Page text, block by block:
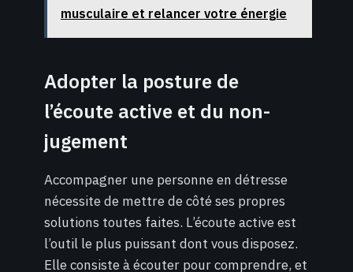
musculaire et relancer votre énergie
Adopter la posture de
l’écoute active et du non-
jugement
Accompagner une personne en détresse
nécessite de mettre de côté ses propres
solutions toutes faites. L’écoute active est
l’outil le plus puissant dont vous disposez.
Elle consiste à écouter pour comprendre, et